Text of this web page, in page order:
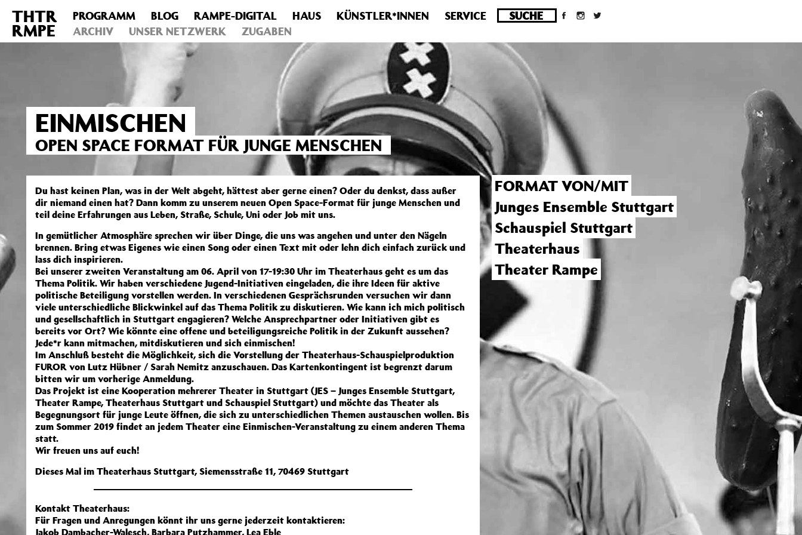
Deprecated : Die Funktion post_permalink ist seit Version 4.4.0 veraltet! Verwende stattdessen get_permalink(). in
/homepages/10/d43051023/htdocs/wordpress/wp-
includes/functions.phpon line6031
THTR
RMPE
PROGRAMM BLOG RAMPE-DIGITAL HAUS KÜNSTLER*INNEN
SERVICE
ARCHIV
UNSER NETZWERK ZUGABEN
EINMISCHEN
OPEN SPACE FORMAT FÜR JUNGE MENSCHEN
Du hast keinen Plan, was in der Welt abgeht, hättest aber gerne einen? Oder du denkst, dass außer
dir niemand einen hat? Dann komm zu unserem neuen Open Space-Format für junge Menschen und
teil deine Erfahrungen aus Leben, Straße, Schule, Uni oder Job mit uns.
In gemütlicher Atmosphäre sprechen wir über Dinge, die uns was angehen und unter den Nägeln
brennen. Bring etwas Eigenes wie einen Song oder einen Text mit oder lehn dich einfach zurück und
lass dich inspirieren.
Bei unserer zweiten Veranstaltung am 06. April von 17-19:30 Uhr im Theaterhaus geht es um das
Thema Politik. Wir haben verschiedene Jugend-Initiativen eingeladen, die ihre Ideen für aktive
politische Beteiligung vorstellen werden. In verschiedenen Gesprächsrunden versuchen wir dann
viele unterschiedliche Blickwinkel auf das Thema Politik zu diskutieren. Wie kann ich mich politisch
und gesellschaftlich in Stuttgart engagieren? Welche Ansprechpartner oder Initiativen gibt es
bereits vor Ort? Wie könnte eine offene und beteiligungsreiche Politik in der Zukunft aussehen?
Jede*r kann mitmachen, mitdiskutieren und sich einmischen!
Im Anschluß besteht die Möglichkeit, sich die Vorstellung der Theaterhaus-Schauspielproduktion
FUROR von Lutz Hübner / Sarah Nemitz anzuschauen. Das Kartenkontingent ist begrenzt darum
bitten wir um vorherige Anmeldung.
Das Projekt ist eine Kooperation mehrerer Theater in Stuttgart (JES – Junges Ensemble Stuttgart,
Theater Rampe, Theaterhaus Stuttgart und Schauspiel Stuttgart) und möchte das Theater als
Begegnungsort für junge Leute öffnen, die sich zu unterschiedlichen Themen austauschen wollen. Bis
zum Sommer 2019 findet an jedem Theater eine Einmischen-Veranstaltung zu einem anderen Thema
statt.
Wir freuen uns auf euch!
Dieses Mal im Theaterhaus Stuttgart, Siemensstraße 11, 70469 Stuttgart
Kontakt Theaterhaus:
Für Fragen und Anregungen könnt ihr uns gerne jederzeit kontaktieren:
Jakob Dambacher-Walesch, Barbara Putzhammer, Lea Eble
FORMAT VON/MIT
Junges Ensemble Stuttgart
Schauspiel Stuttgart
Theaterhaus
Theater Rampe